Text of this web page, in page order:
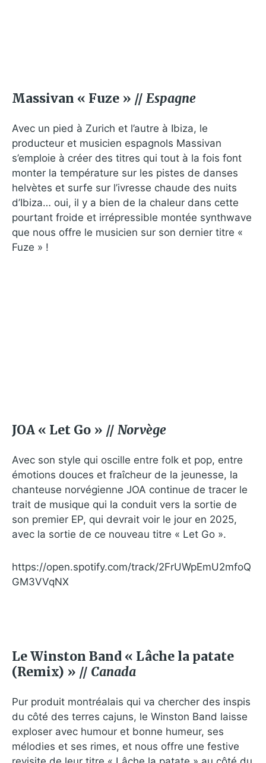
Massivan « Fuze » // Espagne
Avec un pied à Zurich et l’autre à Ibiza, le
producteur et musicien espagnols Massivan
s’emploie à créer des titres qui tout à la fois font
monter la température sur les pistes de danses
helvètes et surfe sur l’ivresse chaude des nuits
d’Ibiza… oui, il y a bien de la chaleur dans cette
pourtant froide et irrépressible montée synthwave
que nous offre le musicien sur son dernier titre «
Fuze » !
JOA « Let Go » // Norvège
Avec son style qui oscille entre folk et pop, entre
émotions douces et fraîcheur de la jeunesse, la
chanteuse norvégienne JOA continue de tracer le
trait de musique qui la conduit vers la sortie de
son premier EP, qui devrait voir le jour en 2025,
avec la sortie de ce nouveau titre « Let Go ».
https://open.spotify.com/track/2FrUWpEmU2mfoQ
GM3VVqNX
Le Winston Band « Lâche la patate
(Remix) » // Canada
Pur produit montréalais qui va chercher des inspis
du côté des terres cajuns, le Winston Band laisse
exploser avec humour et bonne humeur, ses
mélodies et ses rimes, et nous offre une festive